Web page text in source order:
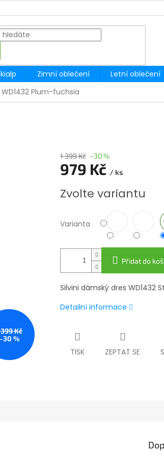
Zimní oblečení Letní oblečení
WD1432 Plum-fuchsia
399 Kč
%
1 399 Kč –30 %
979 Kč / ks
cena:
Zvolte variantu
Varianta
Přidat do
Silvini dámský dres WD1432
Detailní informace
TISK ZEPTAT SE